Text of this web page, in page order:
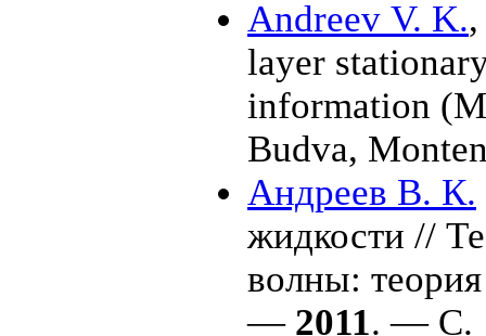
Andreev V. K.
layer
information
Budva,
Андреев В. К.
жидкости //
волны:
— 2011. — С.